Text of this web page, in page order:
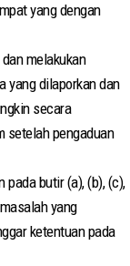
yang dengan
melakukan
yang dilaporkan dan
secara
setelah pengaduan
butir (a), (b), (c),
yang
ketentuan pada